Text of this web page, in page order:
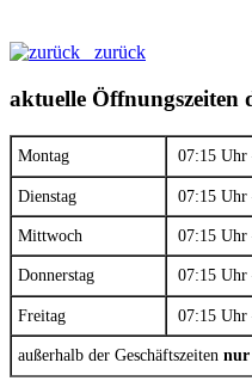
zurück
aktuelle Öffnungszeiten
Montag 07:15 Uhr
Dienstag 07:15 Uhr
Mittwoch 07:15 Uhr
Donnerstag 07:15 Uhr
Freitag 07:15 Uhr
außerhalb der Geschäftszeiten